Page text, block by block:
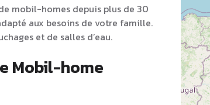
mobil-homes depuis plus de 30
aux besoins de votre famille.
et de salles d’eau.
Mobil-home